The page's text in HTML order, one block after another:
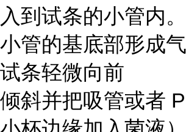
入到试条的小管内
小管的基底部形成
试条轻微向前
倾斜并把吸管或者